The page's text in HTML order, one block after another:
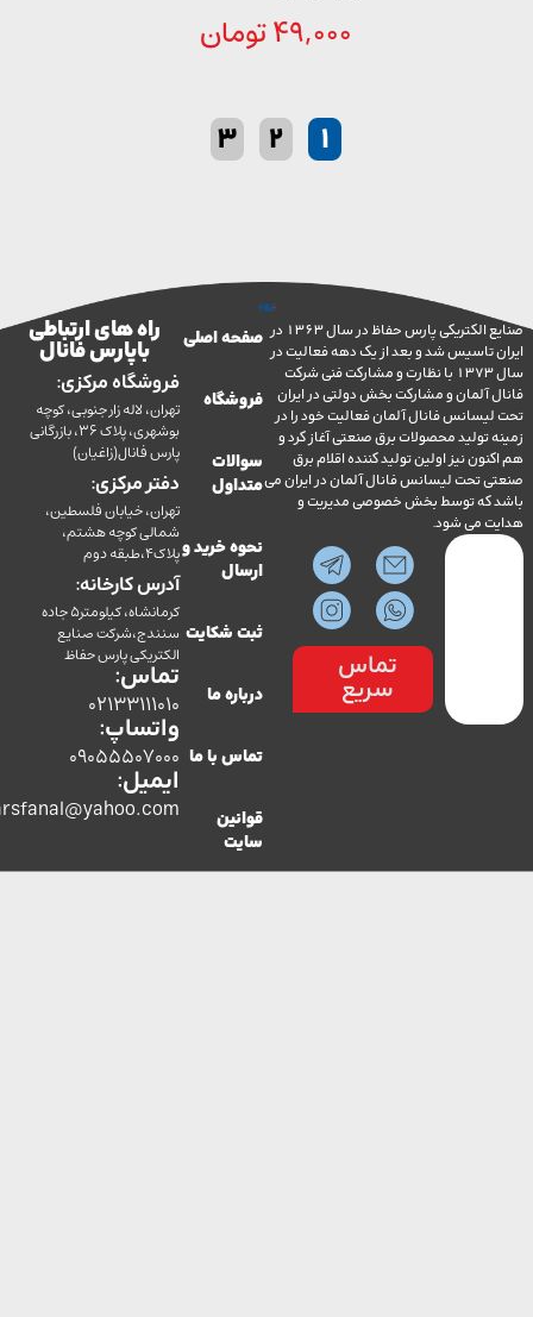
49,000تومان
2
3
صنایع الکتریکی پارس حفاظ در سال 1363 در
شد و بعد از یک دهه فعالیت در
سال 1373 با نظارت و مشارکت فنی شرکت
و مشارکت بخش دولتی در ایران
فانال آلمان فعالیت خود را در
محصولات برق صنعتی آغاز کرد و
نیز اولین تولید کننده اقلام برق
لیسانس فانال آلمان در ایران می
توسط بخش خصوصی مدیریت و
می شود.
تماس
سریع
صفحه اصلی
فروشگاه
سوالات
متداول
نحوه خرید و
ثبت شکایت
درباره ما
تماس با ما
قوانین
راه های ارتباطی
با پارس فانال
فروشگاه مرکزی:
تهران، لاله زار جنوبی، کوچه
بوشهری، پلاک 36، بازرگانی
پارس فانال(زاغیان)
دفتر مرکزی:
تهران، خیابان فلسطین،
شمالی کوچه هشتم،
پلاک4،طبقه دوم
آدرس کارخانه:
کرمانشاه، کیلومتر5 جاده
سنندج،شرکت صنایع
الکتریکی پارس حفاظ
تماس:
02133111010
واتساپ:
09055507000
ایمیل:
co.parsfanal@yahoo.com